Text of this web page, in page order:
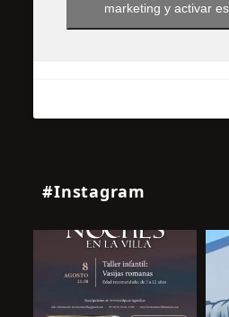
marketing y activar
#Instagram